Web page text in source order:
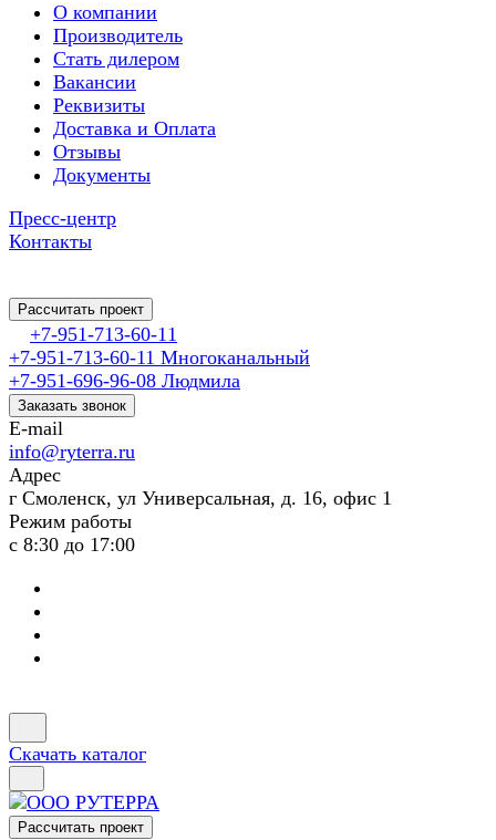
О компании
Производитель
Cтать дилером
Вакансии
Реквизиты
Доставка и Оплата
Отзывы
Документы
Пресс-центр
Контакты
Рассчитать проект
+7-951-713-60-11
+7-951-713-60-11 Многоканальный
+7-951-696-96-08 Людмила
Заказать звонок
E-mail
info@ryterra.ru
Адрес
г Смоленск, ул Универсальная, д. 16, офис 1
Режим работы
с 8:30 до 17:00
Скачать каталог
Рассчитать проект